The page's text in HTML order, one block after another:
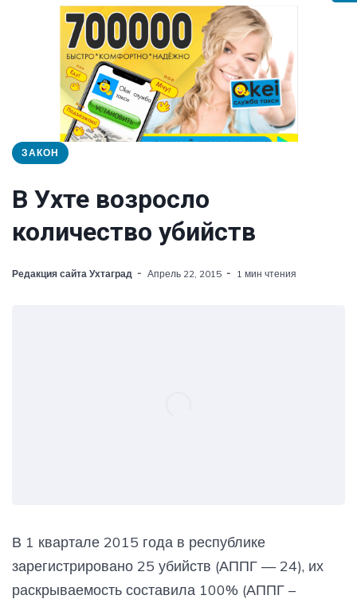
ЗАКОН
В Ухте возросло
количество убийств
Редакция сайта Ухтаград Апрель 22, 2015 1 мин чтения
В 1 квартале 2015 года в республике
зарегистрировано 25 убийств (АППГ — 24), их
раскрываемость составила 100% (АППГ –